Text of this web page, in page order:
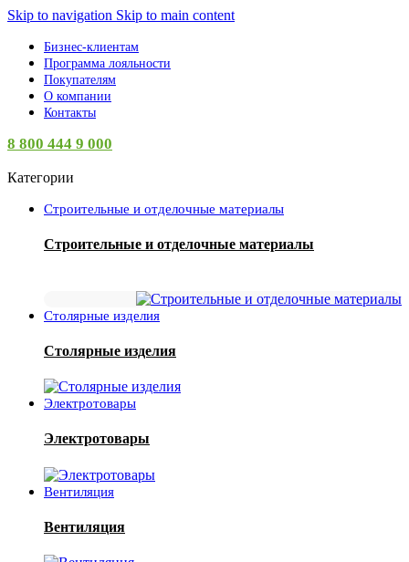
Skip to navigation Skip to main content
Бизнес-клиентам
Программа лояльности
Покупателям
О компании
Контакты
8 800 444 9 000
Категории
Строительные и отделочные материалы
Строительные и отделочные материалы
Столярные изделия
Столярные изделия
Электротовары
Электротовары
Вентиляция
Вентиляция